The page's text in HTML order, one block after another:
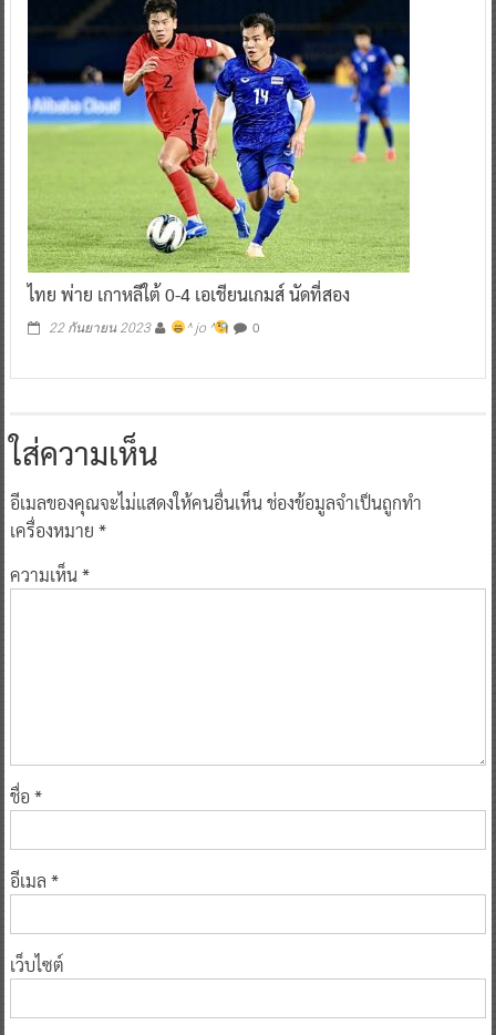
ไทย พ่าย เกาหลีใต้ 0-4 เอเชียนเกมส์ นัดที่สอง
22 กันยายน 2023 ^ jo ^ 0
ใส่ความเห็น
อีเมลของคุณจะไม่แสดงให้คนอื่นเห็นช่องข้อมูลจำเป็นถูกทำ
เครื่องหมาย *
ความเห็น*
ชื่อ *
อีเมล *
เว็บไซต์